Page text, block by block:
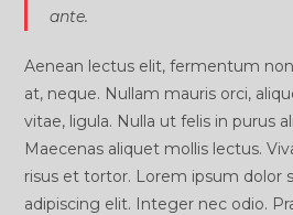
ante.
Aenean lectus elit, fermentum
at, neque. Nullam mauris orci,
vitae, ligula. Nulla ut felis in purus
Maecenas aliquet mollis lectus.
risus et tortor. Lorem ipsum dolor
adipiscing elit. Integer nec odio.